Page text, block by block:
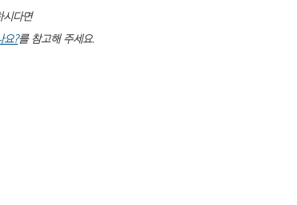
다면
요?를 참고해 주세요.